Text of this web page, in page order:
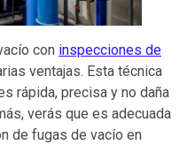
con inspecciones de
ventajas. Esta técnica
rápida, precisa y no daña
verás que es adecuada
de fugas de vacío en